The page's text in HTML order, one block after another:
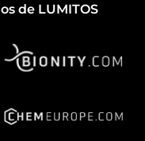
de LUMITOS